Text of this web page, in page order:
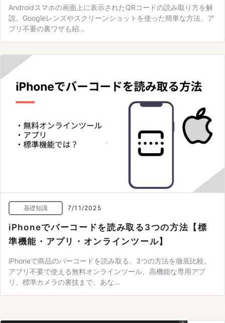
Androidスマホの画面上に表示されたQRコードの読み取り方を解
説。Googleレンズやスクリーンショットを使った簡単な方法、ア
プリ不要の裏ワザも紹...
基礎知識 7/11/2025
iPhoneでバーコードを読み取る3つの方法【標
準機能・アプリ・オンラインツール】
iPhoneで商品のバーコードを読み取る、3つの方法を徹底比較。
アプリ不要で使える無料オンラインツール、高機能な専用アプ
リ、標準カメラの裏技まで、あな...